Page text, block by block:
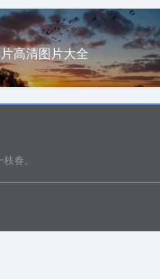
高清图片大全
春。